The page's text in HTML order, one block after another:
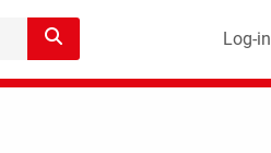
Log-in